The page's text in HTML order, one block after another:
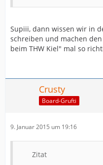
Supiii, dann wissen wir in
schreiben und machen
beim THW Kiel" mal so
Crusty
Board-Grufti
9. Januar 2015 um 19:16
Zitat